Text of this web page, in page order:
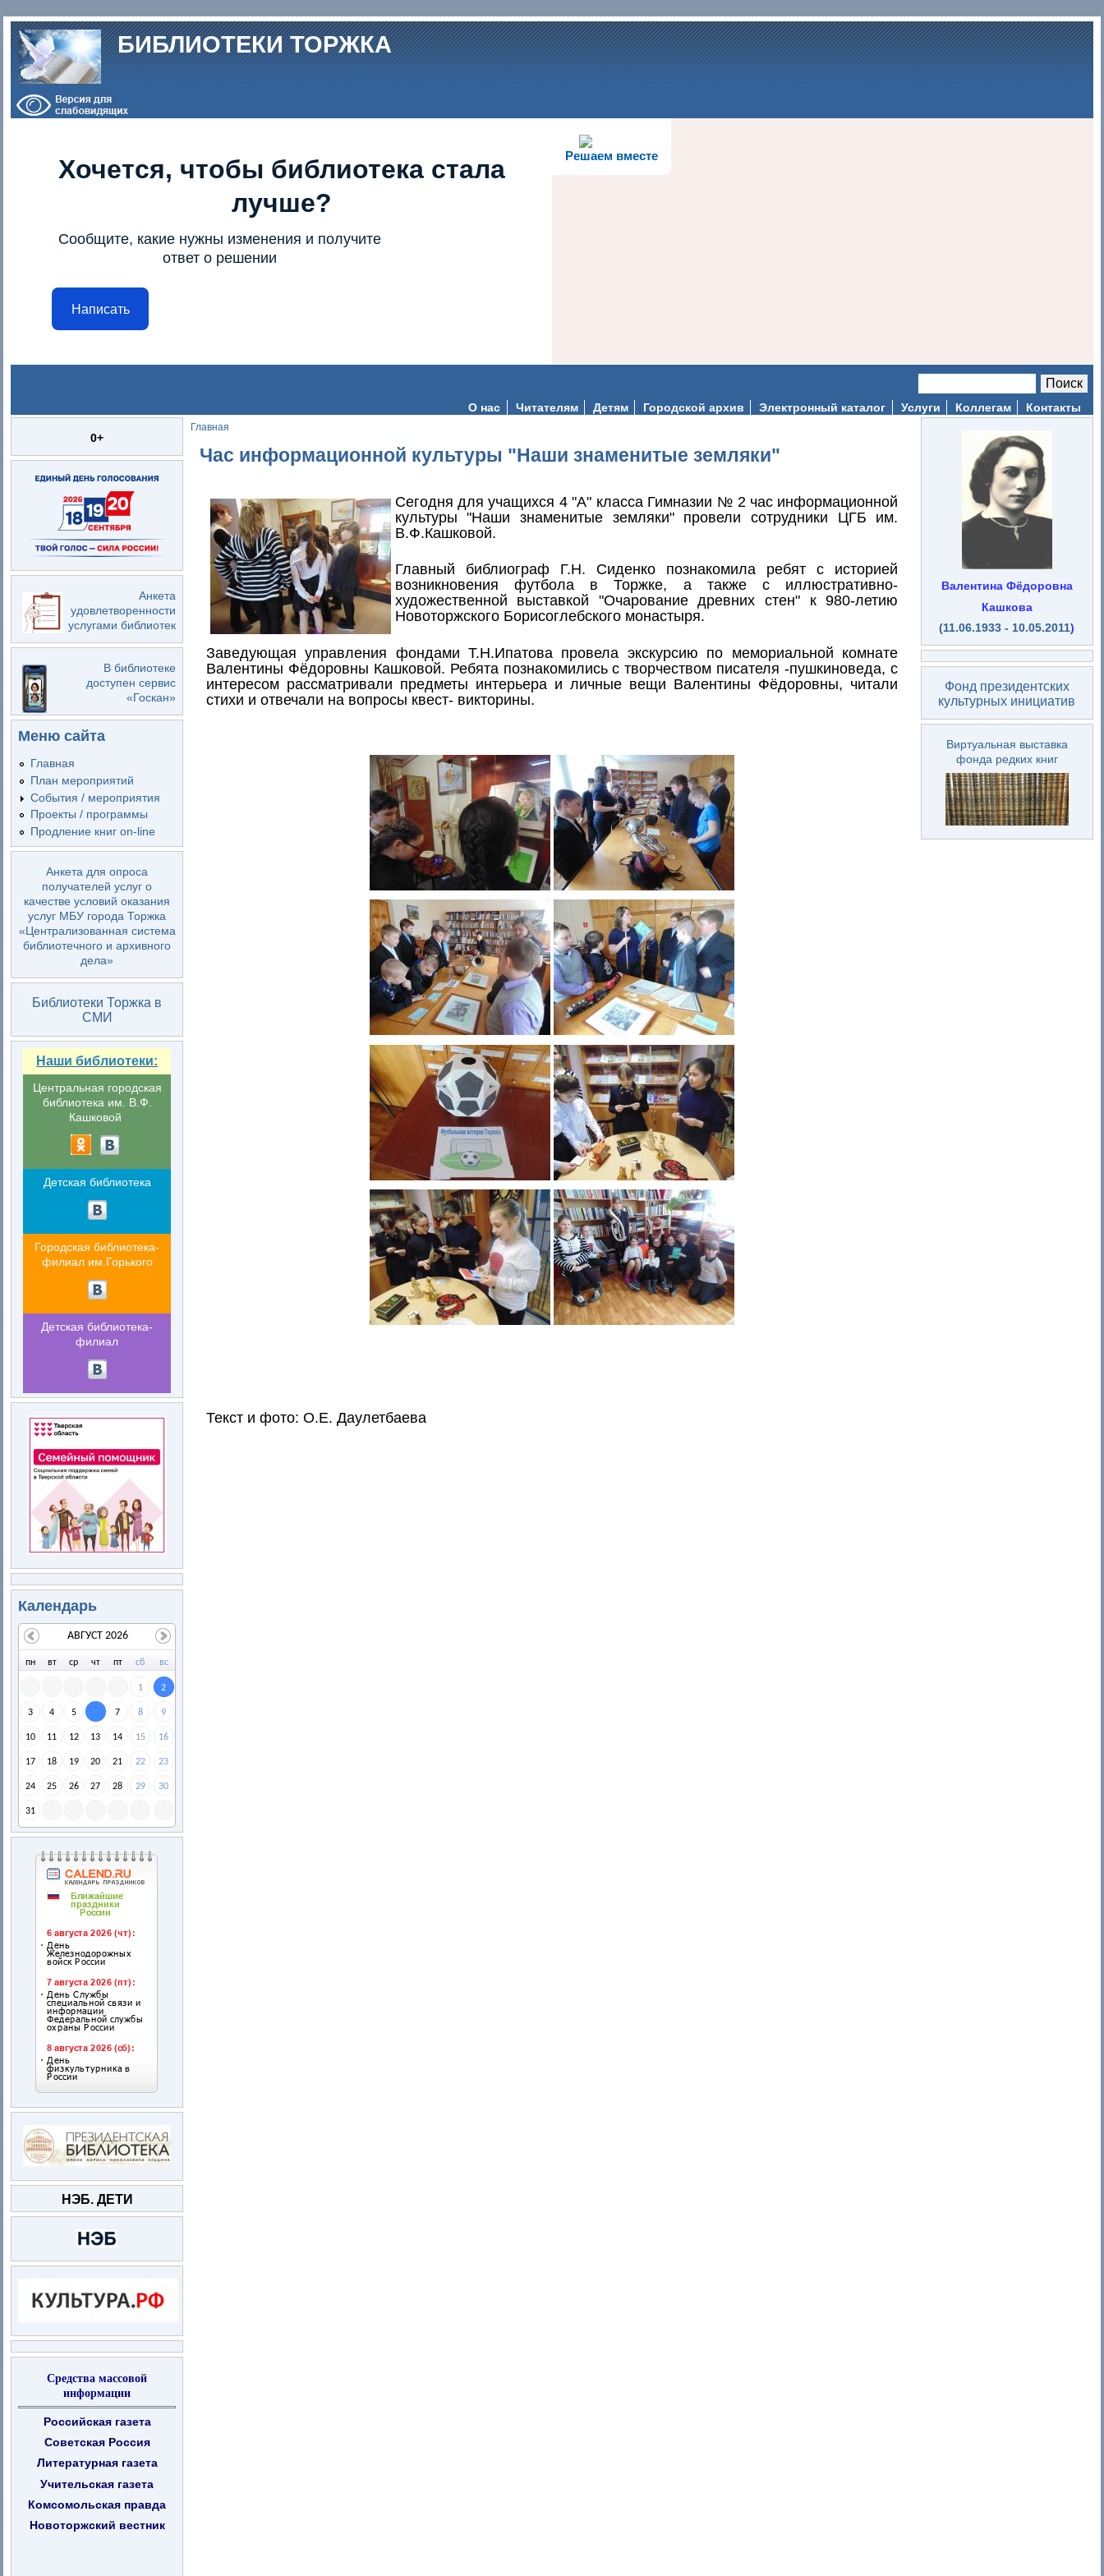
Перейти к основному содержанию
БИБЛИОТЕКИ ТОРЖКА
Решаем вместе
Хочется, чтобы библиотека стала
лучше?
Сообщите, какие нужны изменения и получите
ответ о решении
Написать
Форма поиска
О нас Читателям Детям Городской архив Электронный каталог Услуги Коллегам Контакты
0+
Анкета
удовлетворенности
услугами библиотек
В библиотеке
доступен сервис
«Госкан»
Меню сайта
Главная
План мероприятий
События / мероприятия
Проекты / программы
Продление книг on-line
Анкета для опроса
получателей услуг о
качестве условий оказания
услуг МБУ города Торжка
«Централизованная система
библиотечного и архивного
дела»
Библиотеки Торжка в
СМИ
Наши библиотеки:
Центральная городская
библиотека им. В.Ф.
Кашковой
Детская библиотека
Городская библиотека-
филиал им.Горького
Детская библиотека-
филиал
Календарь
пн вт ср чт пт сб вс
1 2
3 4 5 7 8 9
10 11 12 13 14 15 16
17 18 19 20 21 22 23
24 25 26 27 28 29 30
31
АВГУСТ 2026
НЭБ. ДЕТИ
Средства массовой
информации
Российская газета
Советская Россия
Литературная газета
Учительская газета
Комсомольская правда
Новоторжский вестник
Главная
Час информационной культуры "Наши знаменитые земляки"
Сегодня для учащихся 4 "А" класса Гимназии № 2 час информационной
культуры "Наши знаменитые земляки" провели сотрудники ЦГБ им.
В.Ф.Кашковой.
Главный библиограф Г.Н. Сиденко познакомила ребят с историей
возникновения футбола в Торжке, а также с иллюстративно-
художественной выставкой "Очарование древних стен" к 980-летию
Новоторжского Борисоглебского монастыря.
Заведующая управления фондами Т.Н.Ипатова провела экскурсию по мемориальной комнате
Валентины Фёдоровны Кашковой. Ребята познакомились с творчеством писателя -пушкиноведа, с
интересом рассматривали предметы интерьера и личные вещи Валентины Фёдоровны, читали
стихи и отвечали на вопросы квест- викторины.
Текст и фото: О.Е. Даулетбаева
Валентина Фёдоровна
Кашкова
(11.06.1933 - 10.05.2011)
Фонд президентских
культурных инициатив
Виртуальная выставка
фонда редких книг